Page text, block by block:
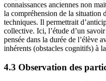
connaissances anciennes non
la compréhension de la situation
techniques. Il permettrait
collective. Ici, l’étude d’un
pensée dans la durée de l’élève
inhérents (obstacles cognitifs) à
4.3 Observation des